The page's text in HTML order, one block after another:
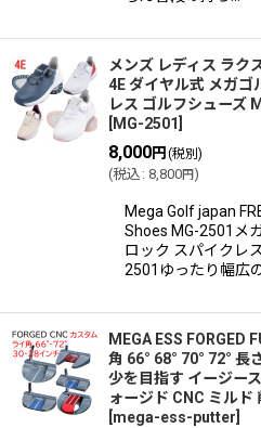
メンズ レディス ラク
4E ダイヤル式 メガゴ
レス ゴルフシューズ
MG-2501
8,000円 (税別)
(税込 : 8,800円)
Mega Golf japan
Shoes MG-2501メ
ロック スパイクレ
2501ゆったり幅広
MEGA ESS FORGED
角 66° 68° 70° 72°
少を目指す イージー
ォージド CNC ミルド
mega-ess-putter